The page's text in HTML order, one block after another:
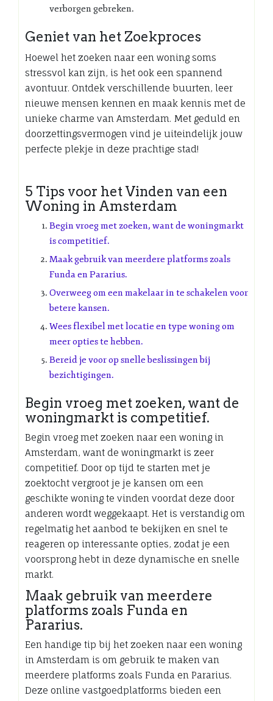
verborgen gebreken.
Geniet van het Zoekproces
Hoewel het zoeken naar een woning soms
stressvol kan zijn, is het ook een spannend
avontuur. Ontdek verschillende buurten, leer
nieuwe mensen kennen en maak kennis met de
unieke charme van Amsterdam. Met geduld en
doorzettingsvermogen vind je uiteindelijk jouw
perfecte plekje in deze prachtige stad!
5 Tips voor het Vinden van een
Woning in Amsterdam
Begin vroeg met zoeken, want de woningmarkt
is competitief.
Maak gebruik van meerdere platforms zoals
Funda en Pararius.
Overweeg om een makelaar in te schakelen voor
betere kansen.
Wees flexibel met locatie en type woning om
meer opties te hebben.
Bereid je voor op snelle beslissingen bij
bezichtigingen.
Begin vroeg met zoeken, want de
woningmarkt is competitief.
Begin vroeg met zoeken naar een woning in
Amsterdam, want de woningmarkt is zeer
competitief. Door op tijd te starten met je
zoektocht vergroot je je kansen om een
geschikte woning te vinden voordat deze door
anderen wordt weggekaapt. Het is verstandig om
regelmatig het aanbod te bekijken en snel te
reageren op interessante opties, zodat je een
voorsprong hebt in deze dynamische en snelle
markt.
Maak gebruik van meerdere
platforms zoals Funda en
Pararius.
Een handige tip bij het zoeken naar een woning
in Amsterdam is om gebruik te maken van
meerdere platforms zoals Funda en Pararius.
Deze online vastgoedplatforms bieden een